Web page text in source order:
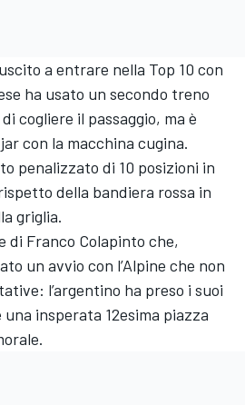
a entrare nella Top 10 con
ha usato un secondo treno
cogliere il passaggio, ma è
con la macchina cugina.
penalizzato di 10 posizioni in
della bandiera rossa in
griglia.
di Franco Colapinto che,
un avvio con l’Alpine che non
l’argentino ha preso i suoi
insperata 12esima piazza